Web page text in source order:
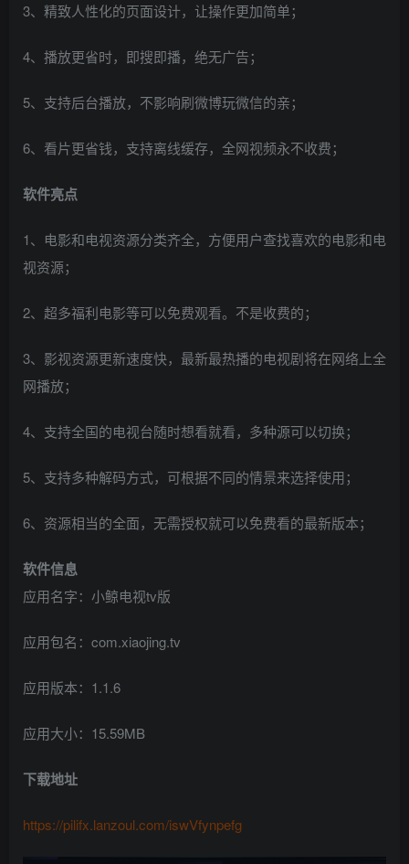
3、精致人性化的页面设计，让操作更加简单；
4、播放更省时，即搜即播，绝无广告；
5、支持后台播放，不影响刷微博玩微信的亲；
6、看片更省钱，支持离线缓存，全网视频永不收费；
软件亮点
1、电影和电视资源分类齐全，方便用户查找喜欢的电影和电
视资源；
2、超多福利电影等可以免费观看。不是收费的；
3、影视资源更新速度快，最新最热播的电视剧将在网络上全
网播放；
4、支持全国的电视台随时想看就看，多种源可以切换；
5、支持多种解码方式，可根据不同的情景来选择使用；
6、资源相当的全面，无需授权就可以免费看的最新版本；
软件信息
应用名字：小鲸电视tv版
应用包名：com.xiaojing.tv
应用版本：1.1.6
应用大小：15.59MB
下载地址
https://pilifx.lanzoul.com/iswVfynpefg